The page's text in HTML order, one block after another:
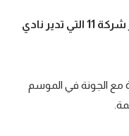
وفي وقت لاحق، أكد نادر شوقي مدير شركة 11 التي تدير نادي
لاعب الوسط في 14 مباراة مع الجونة في الموسم